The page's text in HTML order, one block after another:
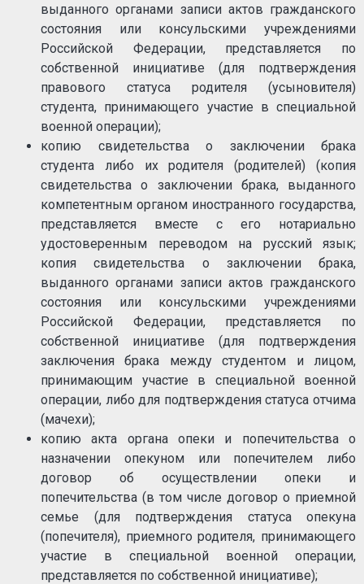
выданного органами записи актов гражданского
состояния или консульскими учреждениями
Российской Федерации, представляется по
собственной инициативе (для подтверждения
правового статуса родителя (усыновителя)
студента, принимающего участие в специальной
военной операции);
копию свидетельства о заключении брака
студента либо их родителя (родителей) (копия
свидетельства о заключении брака, выданного
компетентным органом иностранного государства,
представляется вместе с его нотариально
удостоверенным переводом на русский язык;
копия свидетельства о заключении брака,
выданного органами записи актов гражданского
состояния или консульскими учреждениями
Российской Федерации, представляется по
собственной инициативе (для подтверждения
заключения брака между студентом и лицом,
принимающим участие в специальной военной
операции, либо для подтверждения статуса отчима
(мачехи);
копию акта органа опеки и попечительства о
назначении опекуном или попечителем либо
договор об осуществлении опеки и
попечительства (в том числе договор о приемной
семье (для подтверждения статуса опекуна
(попечителя), приемного родителя, принимающего
участие в специальной военной операции,
представляется по собственной инициативе);